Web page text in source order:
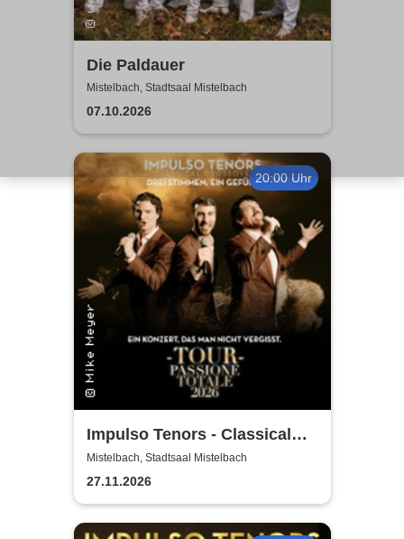
Die Paldauer
Mistelbach, Stadtsaal Mistelbach
07.10.2026
20:00 Uhr
Impulso Tenors - Classical
Crossover
Mistelbach, Stadtsaal Mistelbach
27.11.2026